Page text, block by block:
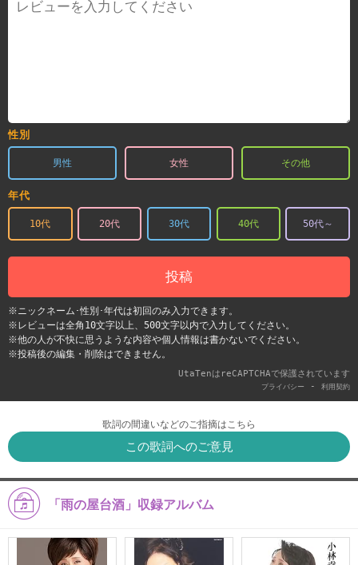
性別
男性 女性 その他
年代
10代 20代 30代 40代 50代～
投稿
※ニックネーム･性別･年代は初回のみ入力できます。
※レビューは全角10文字以上、500文字以内で入力してください。
※他の人が不快に思うような内容や個人情報は書かないでください。
※投稿後の編集・削除はできません。
UtaTenはreCAPTCHAで保護されています
プライバシー - 利用契約
歌詞の間違いなどのご指摘はこちら
この歌詞へのご意見
「雨の屋台酒」収録アルバム